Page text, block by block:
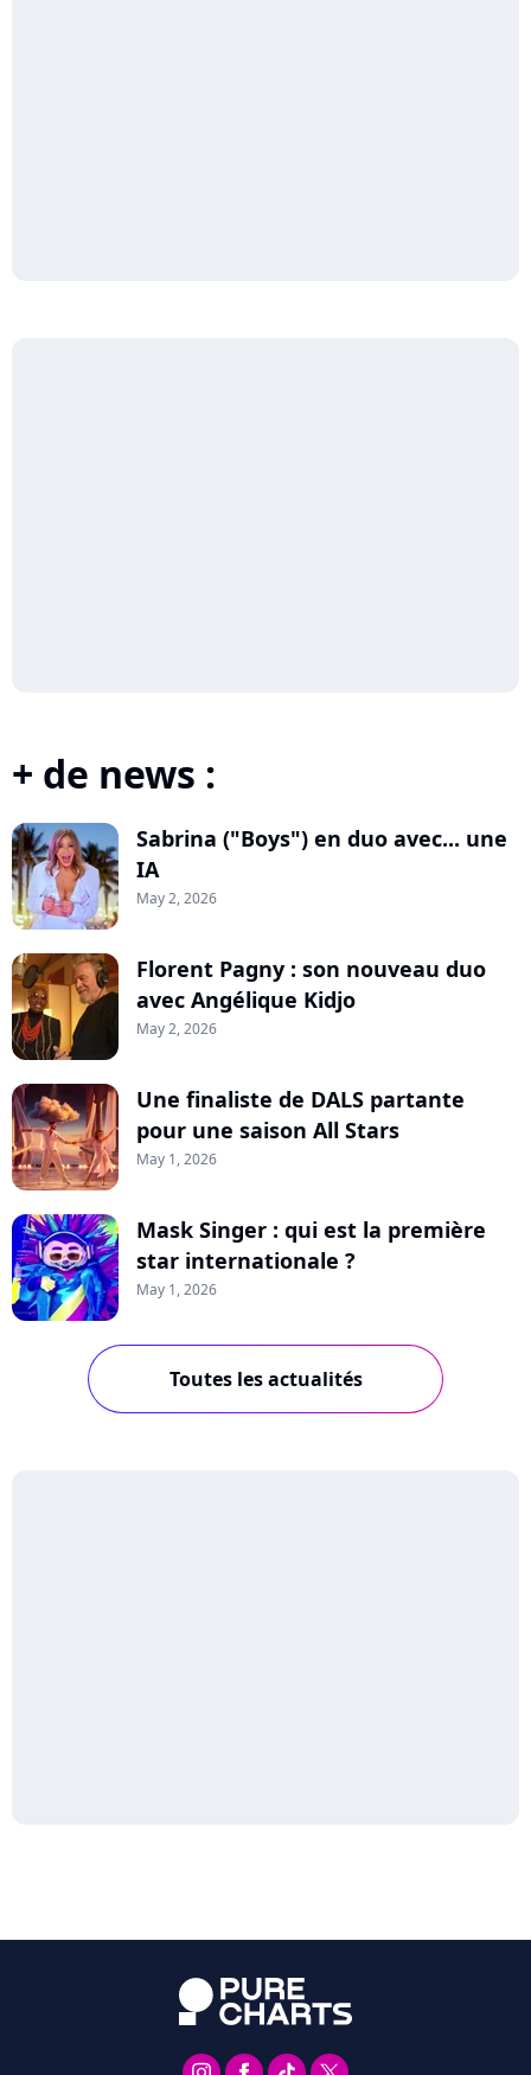
+ de news :
Sabrina ("Boys") en duo avec... une
IA
May 2, 2026
Florent Pagny : son nouveau duo
avec Angélique Kidjo
May 2, 2026
Une finaliste de DALS partante
pour une saison All Stars
May 1, 2026
Mask Singer : qui est la première
star internationale ?
May 1, 2026
Toutes les actualités